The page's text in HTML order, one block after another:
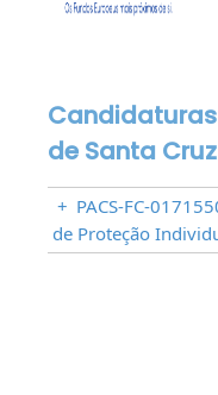
de Santa Cruz
+ PACS-FC-
de Proteção